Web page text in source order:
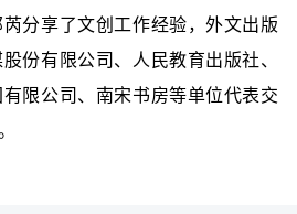
分享了文创工作经验，外文出版
份有限公司、人民教育出版社、
限公司、南宋书房等单位代表交